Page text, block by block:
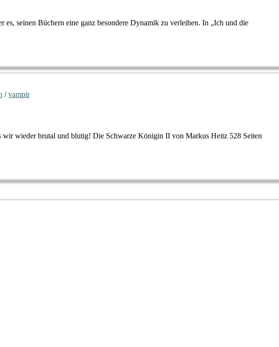
seinen Büchern eine ganz besondere Dynamik zu verleihen. In „Ich und die
/vampir
wieder brutal und blutig! Die Schwarze Königin II von Markus Heitz 528 Seiten